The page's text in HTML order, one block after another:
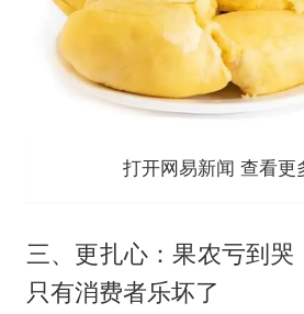
打开网易新闻 查看更
三、更扎心：果农亏到哭
只有消费者乐坏了